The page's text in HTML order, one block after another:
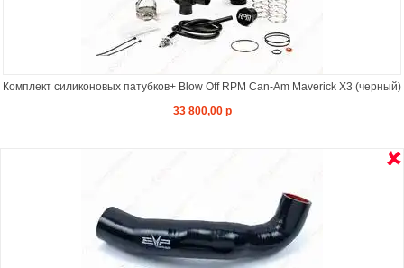
Комплект силиконовых патубков+ Blow Off RPM Can-Am Maverick X3 (черный)
33 800,00 р